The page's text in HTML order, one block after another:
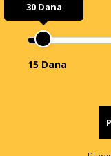
30 Dana
15 Dana